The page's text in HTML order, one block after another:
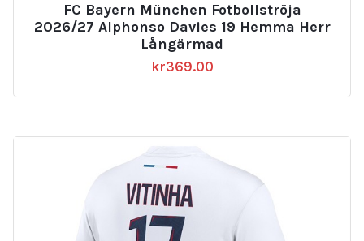
FC Bayern München Fotbollströja
2026/27 Alphonso Davies 19 Hemma Herr
Långärmad
kr369.00